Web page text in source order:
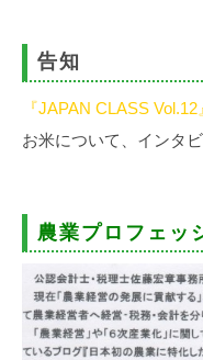
告知
『JAPAN CLASS Vol.12
お米について、インタ
農業プロフェッ